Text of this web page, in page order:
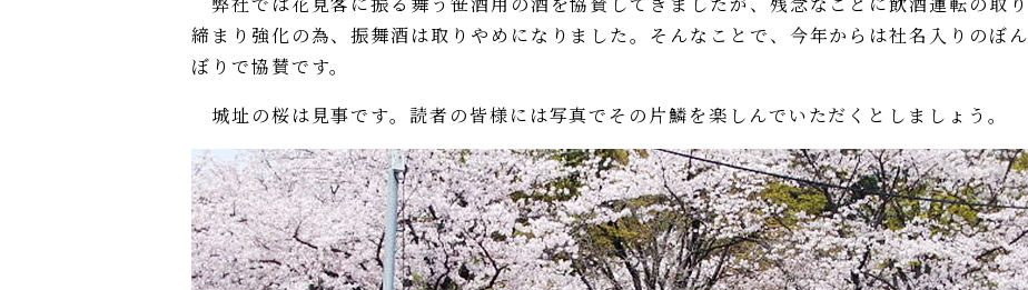
締まり強化の為、振舞酒は取りやめになりました。そんなことで、今年からは社名入りのぼん
ぼりで協賛です。
城址の桜は見事です。読者の皆様には写真でその片鱗を楽しんでいただくとしましょう。